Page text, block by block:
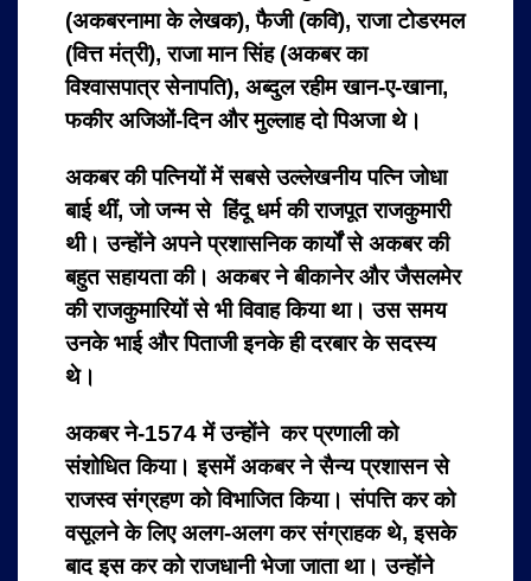
(अकबरनामा के लेखक), फैजी (कवि), राजा टोडरमल
(वित्त मंत्री), राजा मान सिंह (अकबर का
विश्वासपात्र सेनापति), अब्दुल रहीम खान-ए-खाना,
फकीर अजिओं-दिन और मुल्लाह दो पिअजा थे।
अकबर की पत्नियों में सबसे उल्लेखनीय पत्नि जोधा
बाई थीं, जो जन्म से हिंदू धर्म की राजपूत राजकुमारी
थी। उन्होंने अपने प्रशासनिक कार्यों से अकबर की
बहुत सहायता की। अकबर ने बीकानेर और जैसलमेर
की राजकुमारियों से भी विवाह किया था। उस समय
उनके भाई और पिताजी इनके ही दरबार के सदस्य
थे।
अकबर ने-1574 में उन्होंने कर प्रणाली को
संशोधित किया। इसमें अकबर ने सैन्य प्रशासन से
राजस्व संग्रहण को विभाजित किया। संपत्ति कर को
वसूलने के लिए अलग-अलग कर संग्राहक थे, इसके
बाद इस कर को राजधानी भेजा जाता था। उन्होंने